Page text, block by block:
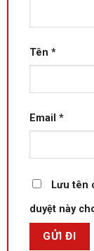
Tên *
Email *
Lưu tên
duyệt này